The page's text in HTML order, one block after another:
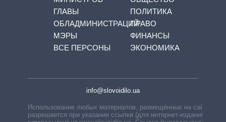
ГЛАВЫ
ОБЛАДМИНИСТРАЦИЙ
МЭРЫ
ВСЕ ПЕРСОНЫ
ПОЛИТИКА
ПРАВО
ФИНАНСЫ
ЭКОНОМИКА
info@slovoidilo.ua
Использование любых материалов, размещённых на сайте,
разрешается при указании ссылки (для интернет-изданий —